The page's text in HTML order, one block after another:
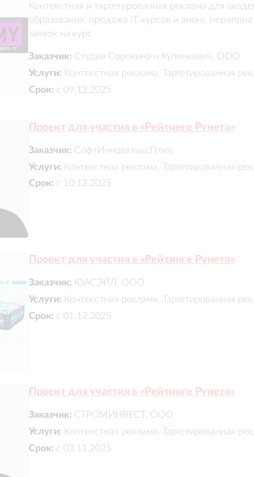
Контекстная и таргетированная реклама для
образования, продажа IT-курсов и анонс
заявок на курс
Заказчик: Студия Сорокина и Кулинкович, ООО
Услуги: Контекстная реклама, Таргетированная
Срок: с 09.12.2025
Проект для участия в «Рейтинге Рунета»
Заказчик: СофтИнноватиксПлюс
Услуги: Контекстная реклама, Таргетированная
Срок: с 10.12.2025
Проект для участия в «Рейтинге Рунета»
Заказчик: ЮАСЭЙЛ, ООО
Услуги: Контекстная реклама, Таргетированная
Срок: с 01.12.2025
Проект для участия в «Рейтинге Рунета»
Заказчик: СТРОМИНВЕСТ, ООО
Услуги: Контекстная реклама, Таргетированная
Срок: с 03.11.2025